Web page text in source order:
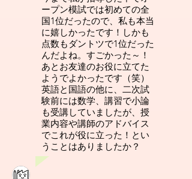
ープン模試では初めての全
国1位だったので、私も本当
に嬉しかったです！しかも
点数もダントツで1位だった
んだよね。すごかった～！
あとお友達のお役に立てた
ようでよかったです（笑）
英語と国語の他に、二次試
験前には数学、講習で小論
も受講していましたが、授
業内容や講師のアドバイス
でこれが役に立った！とい
うことはありましたか？